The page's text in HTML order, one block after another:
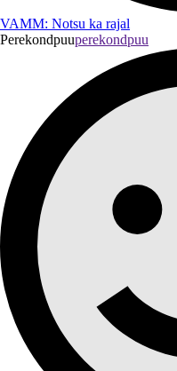
VAMM: Notsu ka rajal
Perekondpuuperekondpuu